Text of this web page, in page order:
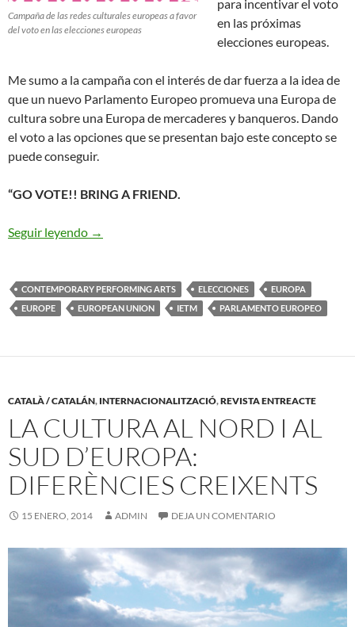
Campaña de las redes culturales europeas a favor
del voto en las elecciones europeas
para incentivar el voto
en las próximas
elecciones europeas.
Me sumo a la campaña con el interés de dar fuerza a la idea de
que un nuevo Parlamento Europeo promueva una Europa de
cultura sobre una Europa de mercaderes y banqueros. Dando
el voto a las opciones que se presentan bajo este concepto se
puede conseguir.
“GO VOTE!! BRING A FRIEND.
Seguir leyendo Campaña del Sector Cultural Europeo a Favor
→
CONTEMPORARY PERFORMING ARTS ELECCIONES
EUROPA
EUROPE
EUROPEAN UNION IETM PARLAMENTO EUROPEO
CATALÀ / CATALÁN, INTERNACIONALITZACIÓ,REVISTA ENTREACTE
LA CULTURA AL NORD I AL
SUD D’EUROPA:
DIFERÈNCIES CREIXENTS
15 ENERO, 2014 ADMIN DEJA UN COMENTARIO